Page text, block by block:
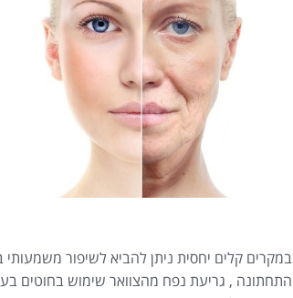
במקרים קלים יחסית ניתן להביא לשיפור
התחתונה , גריעת נפח מהצוואר שימוש בחוטים